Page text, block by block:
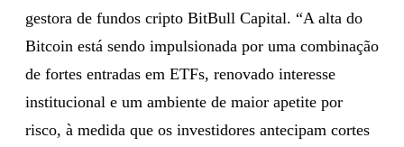
gestora de fundos cripto BitBull Capital. “A alta do
Bitcoin está sendo impulsionada por uma combinação
de fortes entradas em ETFs, renovado interesse
institucional e um ambiente de maior apetite por
risco, à medida que os investidores antecipam cortes